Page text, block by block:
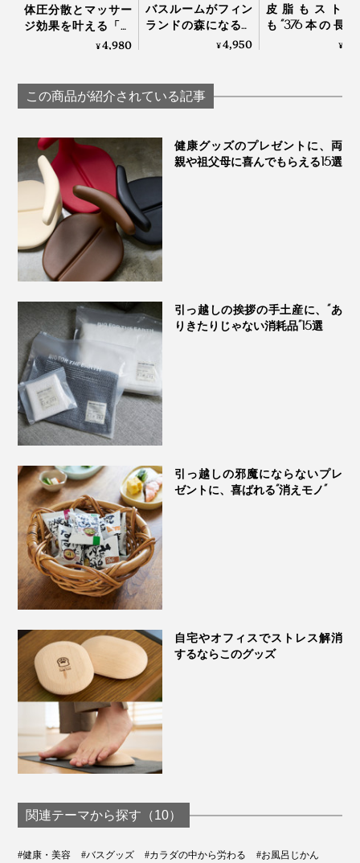
実際、顔も体も、お湯の中で何度もなでるうちにツルッ
ツルになるし、髪をシャンプーで洗う頻度も減ったの
で、お風呂がずいぶんラクに。
1日の終わりに、こんな楽しみができるなんて！“究極の
炭酸湯”、あなたも試してみてください。
体圧分散とマッサー
ジ効果を叶える「バ
スタブクッション」
¥4,980
バスルームがフィン
ランドの森になる、
「白樺の若葉」と
OSMIA
¥4,950
皮脂もスト
も“376本の長
ン”が洗い流して
¥
この商品が紹介されている記事
健康グッズのプレゼントに、両
親や祖父母に喜んでもらえる15選
引っ越しの挨拶の手土産に、“あ
りきたりじゃない消耗品”15選
引っ越しの邪魔にならないプレ
ゼントに、喜ばれる“消えモノ”
自宅やオフィスでストレス解消
するならこのグッズ
関連テーマから探す（10）
#健康・美容 #バスグッズ #カラダの中から労わる #お風呂じかん